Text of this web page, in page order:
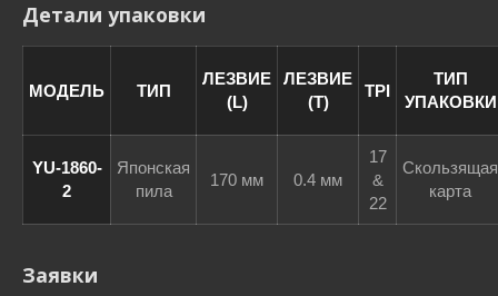
Детали упаковки
МОДЕЛЬ ТИП
ЛЕЗВИЕ
(L)
ЛЕЗВИЕ
(T)
TPI
ТИП
УПАКОВКИ
YU-1860-
2
Японская
пила
170 мм 0.4 мм
17
&
22
Скользящая
карта
Заявки